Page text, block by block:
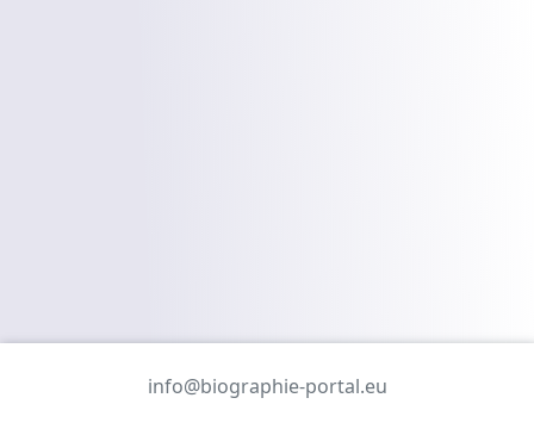
info@biographie-portal.eu